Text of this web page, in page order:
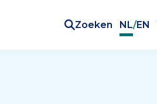
Zoeken NL/EN